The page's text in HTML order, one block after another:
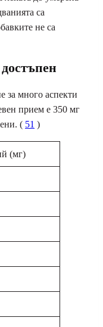
са
не са
за много аспекти
прием е 350 мг
( 51 )
(мг)